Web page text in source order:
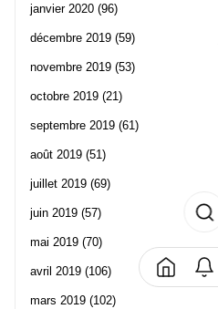
janvier 2020 (96)
décembre 2019 (59)
novembre 2019 (53)
octobre 2019 (21)
septembre 2019 (61)
août 2019 (51)
juillet 2019 (69)
juin 2019 (57)
mai 2019 (70)
avril 2019 (106)
mars 2019 (102)